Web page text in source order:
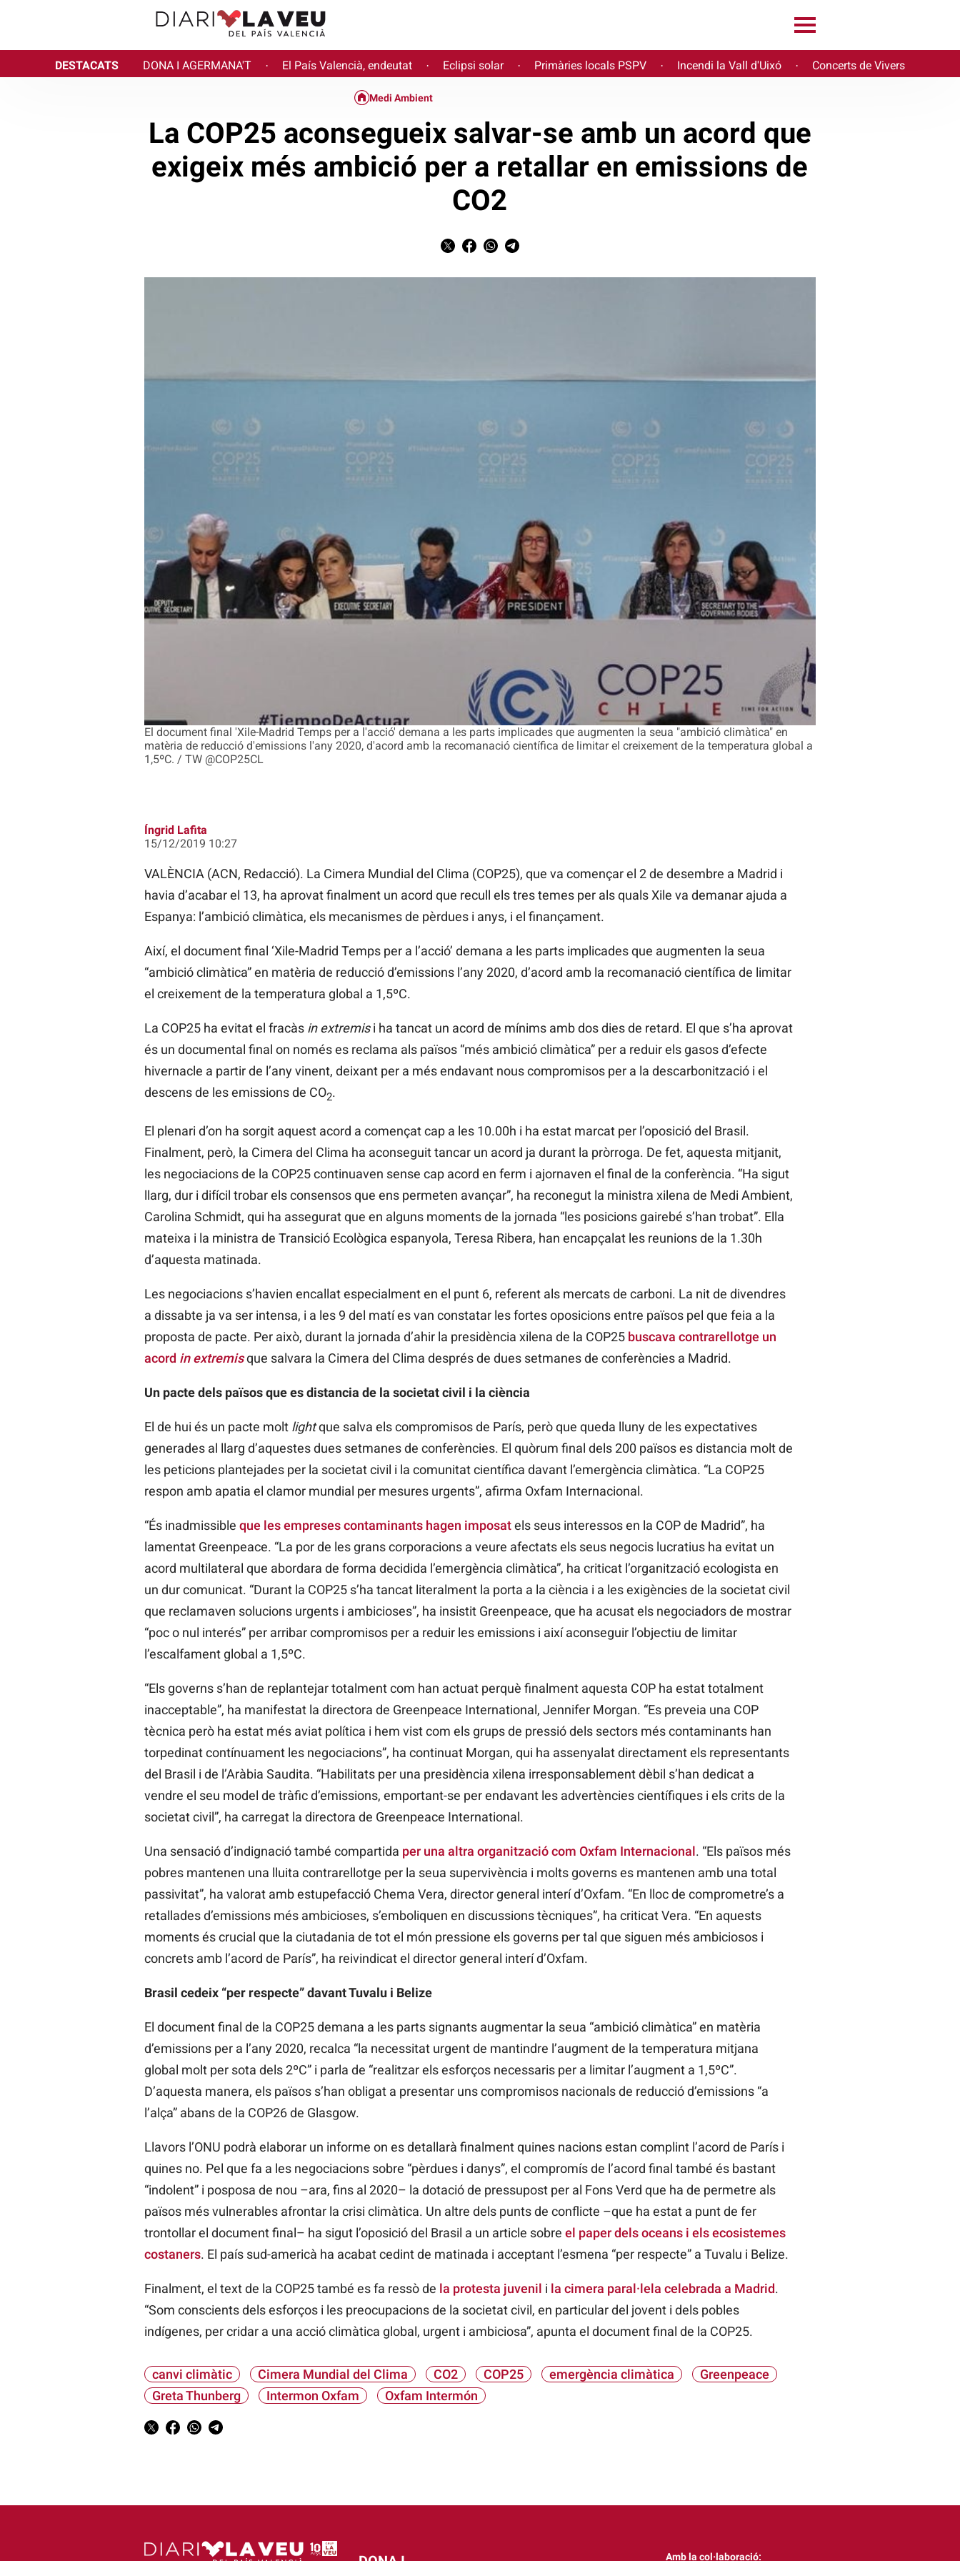
DESTACATS DONA I AGERMANA'T · El País Valencià, endeutat · Eclipsi solar · Primàries locals PSPV · Incendi la Vall d'Uixó · Concerts de Vivers
El document final 'Xile-Madrid Temps per a l'acció' demana a les parts implicades que augmenten la seua "ambició climàtica" en
matèria de reducció d'emissions l'any 2020, d'acord amb la recomanació científica de limitar el creixement de la temperatura global a
1,5ºC. / TW @COP25CL
Medi Ambient
La COP25 aconsegueix salvar-se amb un acord que
exigeix més ambició per a retallar en emissions de
CO2
Íngrid Lafita
15/12/2019 10:27
VALÈNCIA (ACN, Redacció). La Cimera Mundial del Clima (COP25), que va començar el 2 de desembre a Madrid i
havia d’acabar el 13, ha aprovat finalment un acord que recull els tres temes per als quals Xile va demanar ajuda a
Espanya: l’ambició climàtica, els mecanismes de pèrdues i anys, i el finançament.
Així, el document final ‘Xile-Madrid Temps per a l’acció’ demana a les parts implicades que augmenten la seua
“ambició climàtica” en matèria de reducció d’emissions l’any 2020, d’acord amb la recomanació científica de limitar
el creixement de la temperatura global a 1,5ºC.
La COP25 ha evitat el fracàs in extremisi ha tancat un acord de mínims amb dos dies de retard. El que s’ha aprovat
és un documental final on només es reclama als països “més ambició climàtica” per a reduir els gasos d’efecte
hivernacle a partir de l’any vinent, deixant per a més endavant nous compromisos per a la descarbonització i el
descens de les emissions de CO2.
El plenari d’on ha sorgit aquest acord a començat cap a les 10.00h i ha estat marcat per l’oposició del Brasil.
Finalment, però, la Cimera del Clima ha aconseguit tancar un acord ja durant la pròrroga. De fet, aquesta mitjanit,
les negociacions de la COP25 continuaven sense cap acord en ferm i ajornaven el final de la conferència. “Ha sigut
llarg, dur i difícil trobar els consensos que ens permeten avançar”, ha reconegut la ministra xilena de Medi Ambient,
Carolina Schmidt, qui ha assegurat que en alguns moments de la jornada “les posicions gairebé s’han trobat”. Ella
mateixa i la ministra de Transició Ecològica espanyola, Teresa Ribera, han encapçalat les reunions de la 1.30h
d’aquesta matinada.
Les negociacions s’havien encallat especialment en el punt 6, referent als mercats de carboni. La nit de divendres
a dissabte ja va ser intensa, i a les 9 del matí es van constatar les fortes oposicions entre països pel que feia a la
proposta de pacte. Per això, durant la jornada d’ahir la presidència xilena de la COP25 buscava contrarellotge un
acord in extremis que salvara la Cimera del Clima després de dues setmanes de conferències a Madrid.
Un pacte dels països que es distancia de la societat civil i la ciència
El de hui és un pacte molt lightque salva els compromisos de París, però que queda lluny de les expectatives
generades al llarg d’aquestes dues setmanes de conferències. El quòrum final dels 200 països es distancia molt de
les peticions plantejades per la societat civil i la comunitat científica davant l’emergència climàtica. “La COP25
respon amb apatia el clamor mundial per mesures urgents”, afirma Oxfam Internacional.
“És inadmissible que les empreses contaminants hagen imposatels seus interessos en la COP de Madrid”, ha
lamentat Greenpeace. “La por de les grans corporacions a veure afectats els seus negocis lucratius ha evitat un
acord multilateral que abordara de forma decidida l’emergència climàtica”, ha criticat l’organització ecologista en
un dur comunicat. “Durant la COP25 s’ha tancat literalment la porta a la ciència i a les exigències de la societat civil
que reclamaven solucions urgents i ambicioses”, ha insistit Greenpeace, que ha acusat els negociadors de mostrar
“poc o nul interés” per arribar compromisos per a reduir les emissions i així aconseguir l’objectiu de limitar
l’escalfament global a 1,5ºC.
“Els governs s’han de replantejar totalment com han actuat perquè finalment aquesta COP ha estat totalment
inacceptable”, ha manifestat la directora de Greenpeace International, Jennifer Morgan. “Es preveia una COP
tècnica però ha estat més aviat política i hem vist com els grups de pressió dels sectors més contaminants han
torpedinat contínuament les negociacions”, ha continuat Morgan, qui ha assenyalat directament els representants
del Brasil i de l’Aràbia Saudita. “Habilitats per una presidència xilena irresponsablement dèbil s’han dedicat a
vendre el seu model de tràfic d’emissions, emportant-se per endavant les advertències científiques i els crits de la
societat civil”, ha carregat la directora de Greenpeace International.
Una sensació d’indignació també compartida per una altra organització com Oxfam Internacional. “Els països més
pobres mantenen una lluita contrarellotge per la seua supervivència i molts governs es mantenen amb una total
passivitat”, ha valorat amb estupefacció Chema Vera, director general interí d’Oxfam. “En lloc de comprometre’s a
retallades d’emissions més ambicioses, s’emboliquen en discussions tècniques”, ha criticat Vera. “En aquests
moments és crucial que la ciutadania de tot el món pressione els governs per tal que siguen més ambiciosos i
concrets amb l’acord de París”, ha reivindicat el director general interí d’Oxfam.
Brasil cedeix “per respecte” davant Tuvalu i Belize
El document final de la COP25 demana a les parts signants augmentar la seua “ambició climàtica” en matèria
d’emissions per a l’any 2020, recalca “la necessitat urgent de mantindre l’augment de la temperatura mitjana
global molt per sota dels 2ºC” i parla de “realitzar els esforços necessaris per a limitar l’augment a 1,5ºC”.
D’aquesta manera, els països s’han obligat a presentar uns compromisos nacionals de reducció d’emissions “a
l’alça” abans de la COP26 de Glasgow.
Llavors l’ONU podrà elaborar un informe on es detallarà finalment quines nacions estan complint l’acord de París i
quines no. Pel que fa a les negociacions sobre “pèrdues i danys”, el compromís de l’acord final també és bastant
“indolent” i posposa de nou –ara, fins al 2020– la dotació de pressupost per al Fons Verd que ha de permetre als
països més vulnerables afrontar la crisi climàtica. Un altre dels punts de conflicte –que ha estat a punt de fer
trontollar el document final– ha sigut l’oposició del Brasil a un article sobre el paper dels oceans i els ecosistemes
costaners. El país sud-americà ha acabat cedint de matinada i acceptant l’esmena “per respecte” a Tuvalu i Belize.
Finalment, el text de la COP25 també es fa ressò de la protesta juvenil i la cimera paral·lela celebrada a Madrid.
“Som conscients dels esforços i les preocupacions de la societat civil, en particular del jovent i dels pobles
indígenes, per cridar a una acció climàtica global, urgent i ambiciosa”, apunta el document final de la COP25.
canvi climàtic Cimera Mundial del Clima CO2 COP25 emergència climàtica
Greenpeace
Greta Thunberg
Intermon Oxfam Oxfam Intermón
Amb la col·laboració: